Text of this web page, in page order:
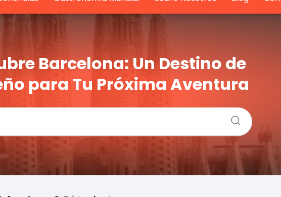
Barcelona: Un Destino de
para Tu Próxima Aventura